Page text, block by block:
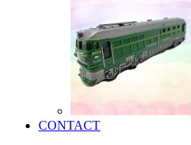
CONTACT